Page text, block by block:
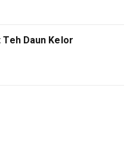
Daun Kelor